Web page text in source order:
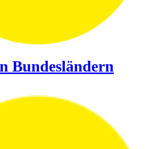
Bundesländern